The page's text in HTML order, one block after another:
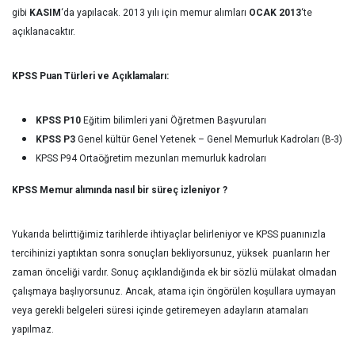
gibi KASIM‘da yapılacak. 2013 yılı için memur alımları OCAK 2013‘te
açıklanacaktır.
KPSS Puan Türleri ve Açıklamaları:
KPSS P10 Eğitim bilimleri yani Öğretmen Başvuruları
KPSS P3 Genel kültür Genel Yetenek – Genel Memurluk Kadroları (B-3)
KPSS P94 Ortaöğretim mezunları memurluk kadroları
KPSS Memur alımında nasıl bir süreç izleniyor ?
Yukarıda belirttiğimiz tarihlerde ihtiyaçlar belirleniyor ve KPSS puanınızla
tercihinizi yaptıktan sonra sonuçları bekliyorsunuz, yüksek puanların her
zaman önceliği vardır. Sonuç açıklandığında ek bir sözlü mülakat olmadan
çalışmaya başlıyorsunuz. Ancak, atama için öngörülen koşullara uymayan
veya gerekli belgeleri süresi içinde getiremeyen adayların atamaları
yapılmaz.